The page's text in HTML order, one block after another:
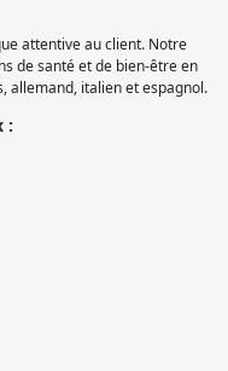
attentive au client. Notre
de santé et de bien-être en
allemand, italien et espagnol.
: